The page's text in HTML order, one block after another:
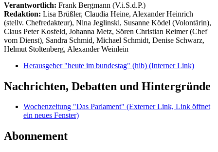
Verantwortlich: Frank Bergmann (V.i.S.d.P.)
Redaktion: Lisa Brüßler, Claudia Heine, Alexander Heinrich
(stellv. Chefredakteur), Nina Jeglinski, Susanne Ködel (Volontärin),
Claus Peter Kosfeld, Johanna Metz, Sören Christian Reimer (Chef
vom Dienst), Sandra Schmid, Michael Schmidt, Denise Schwarz,
Helmut Stoltenberg, Alexander Weinlein
Herausgeber "heute im bundestag" (hib) (Interner Link)
Nachrichten, Debatten und Hintergründe
Wochenzeitung "Das Parlament" (Externer Link, Link öffnet
ein neues Fenster)
Abonnement